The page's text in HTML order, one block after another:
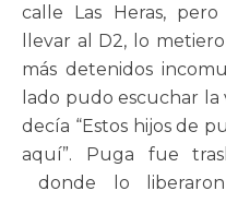
calle Las Heras,
llevar al D2, lo
más detenidos
lado pudo escuchar
decía “Estos hijos de
aquí”. Puga fue
donde lo